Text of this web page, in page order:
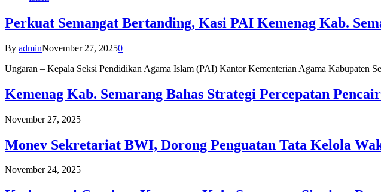
Perkuat Semangat Bertanding, Kasi PAI Kemenag Kab.
By adminNovember 27, 20250
Ungaran – Kepala Seksi Pendidikan Agama Islam (PAI) Kantor Kementerian Agama Kabupaten
Kemenag Kab. Semarang Bahas Strategi Percepatan
November 27, 2025
Monev Sekretariat BWI, Dorong Penguatan Tata Kelola
November 24, 2025